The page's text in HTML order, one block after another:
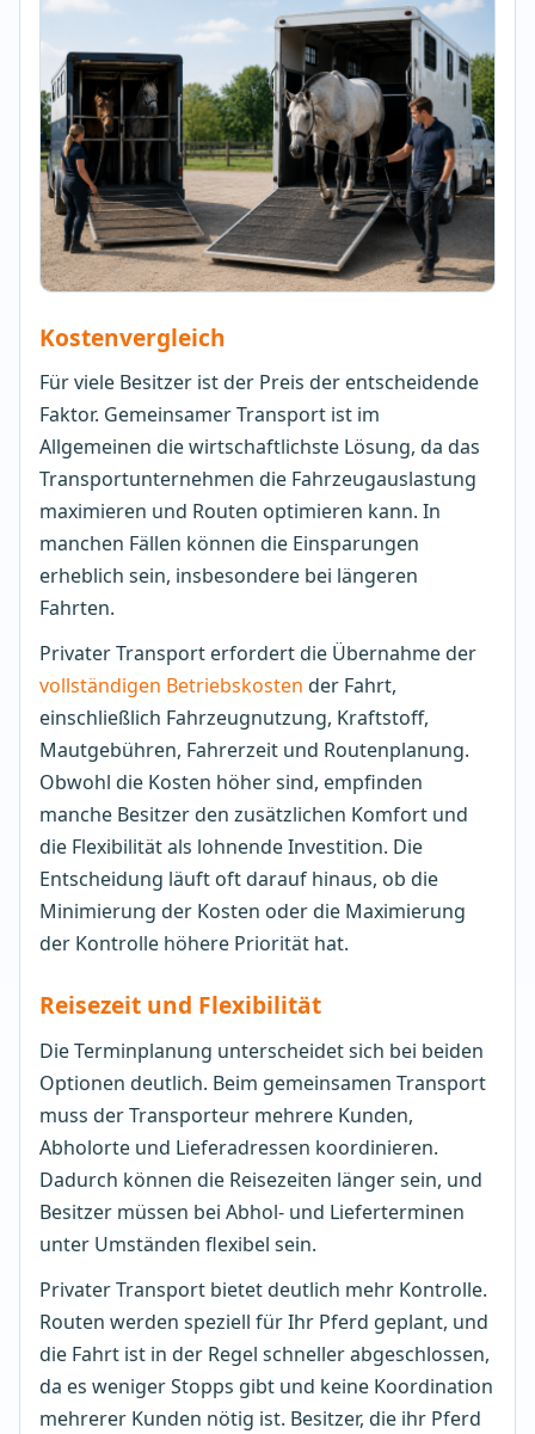
Kostenvergleich
Für viele Besitzer ist der Preis der entscheidende
Faktor. Gemeinsamer Transport ist im
Allgemeinen die wirtschaftlichste Lösung, da das
Transportunternehmen die Fahrzeugauslastung
maximieren und Routen optimieren kann. In
manchen Fällen können die Einsparungen
erheblich sein, insbesondere bei längeren
Fahrten.
Privater Transport erfordert die Übernahme der
vollständigen Betriebskosten der Fahrt,
einschließlich Fahrzeugnutzung, Kraftstoff,
Mautgebühren, Fahrerzeit und Routenplanung.
Obwohl die Kosten höher sind, empfinden
manche Besitzer den zusätzlichen Komfort und
die Flexibilität als lohnende Investition. Die
Entscheidung läuft oft darauf hinaus, ob die
Minimierung der Kosten oder die Maximierung
der Kontrolle höhere Priorität hat.
Reisezeit und Flexibilität
Die Terminplanung unterscheidet sich bei beiden
Optionen deutlich. Beim gemeinsamen Transport
muss der Transporteur mehrere Kunden,
Abholorte und Lieferadressen koordinieren.
Dadurch können die Reisezeiten länger sein, und
Besitzer müssen bei Abhol- und Lieferterminen
unter Umständen flexibel sein.
Privater Transport bietet deutlich mehr Kontrolle.
Routen werden speziell für Ihr Pferd geplant, und
die Fahrt ist in der Regel schneller abgeschlossen,
da es weniger Stopps gibt und keine Koordination
mehrerer Kunden nötig ist. Besitzer, die ihr Pferd